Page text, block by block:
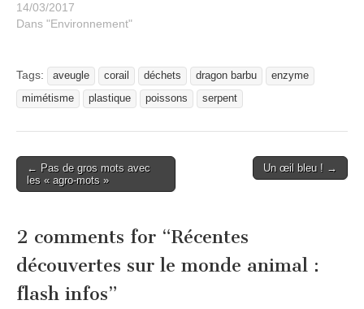
14/03/2017
Dans "Environnement"
Tags: aveugle corail déchets dragon barbu
enzyme
mimétisme
plastique poissons serpent
Post
navigation
← Pas de gros mots avec
les « agro-mots »
Un œil bleu ! →
2 comments for “Récentes
découvertes sur le monde animal :
flash infos”